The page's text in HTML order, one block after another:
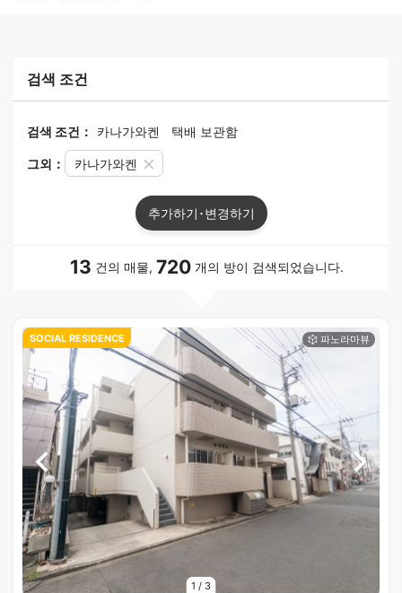
검색 조건
검색 조건： 카나가와켄 택배 보관함
그외： 카나가와켄
추가하기･변경하기
13 건의 매물, 720 개의 방이 검색되었습니다.
1 / 3
SOCIAL RESIDENCE